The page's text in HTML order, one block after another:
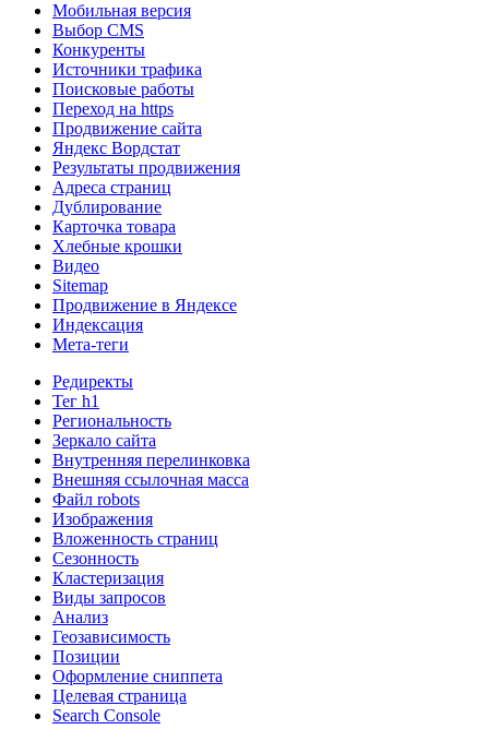
Мобильная версия
Выбор CMS
Конкуренты
Источники трафика
Поисковые работы
Переход на https
Продвижение сайта
Яндекс Вордстат
Результаты продвижения
Адреса страниц
Дублирование
Карточка товара
Хлебные крошки
Видео
Sitemap
Продвижение в Яндексе
Индексация
Мета-теги
Редиректы
Тег h1
Региональность
Зеркало сайта
Внутренняя перелинковка
Внешняя ссылочная масса
Файл robots
Изображения
Вложенность страниц
Сезонность
Кластеризация
Виды запросов
Анализ
Геозависимость
Позиции
Оформление сниппета
Целевая страница
Search Console